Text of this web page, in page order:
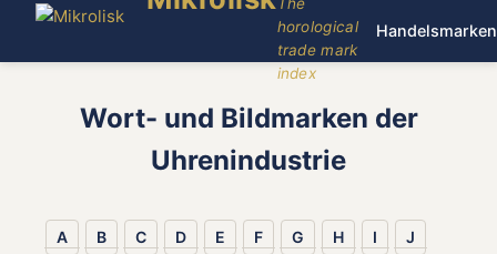
horological
trade mark
index
Handelsmarken
Wort- und Bildmarken der
Uhrenindustrie
A B C D E F G H I J